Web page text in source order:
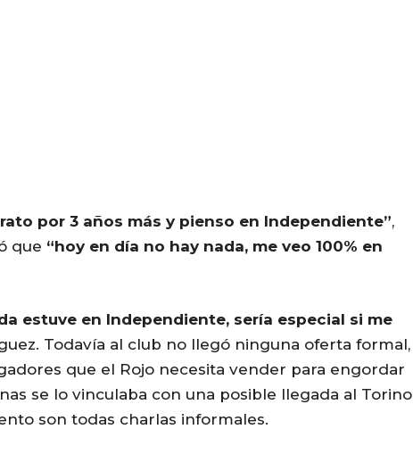
por 3 años más y pienso en Independiente”,
que “hoy en día no hay nada, me veo 100% en
estuve en Independiente, sería especial si me
Todavía al club no llegó ninguna oferta formal,
que el Rojo necesita vender para engordar
se lo vinculaba con una posible llegada al Torino
son todas charlas informales.